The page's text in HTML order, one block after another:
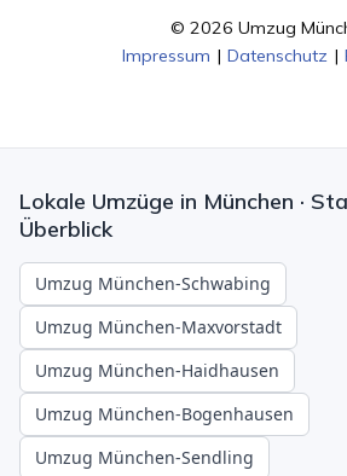
© 2026 Umzug
Impressum | Datenschutz |
Lokale Umzüge in München ·
Überblick
Umzug München-Schwabing
Umzug München-Maxvorstadt
Umzug München-Haidhausen
Umzug München-Bogenhausen
Umzug München-Sendling